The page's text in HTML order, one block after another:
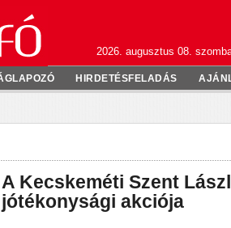
2026. augusztus 08.
HIRDETÉSFELADÁS
A Kecskeméti Szent
jótékonysági akciója